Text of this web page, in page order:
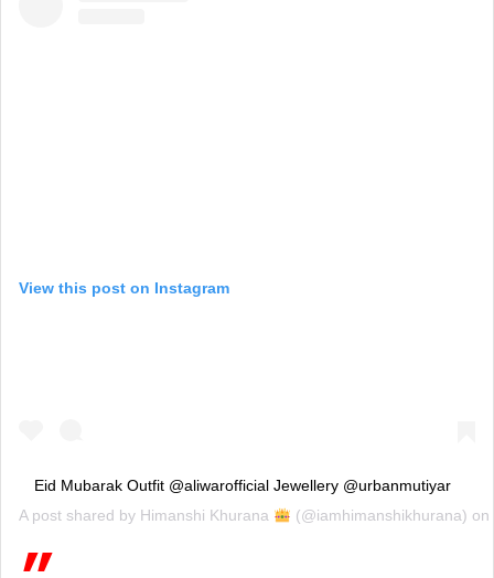
View this post on Instagram
Eid Mubarak Outfit @aliwarofficial Jewellery @urbanmutiyar
A post shared by Himanshi Khurana (@iamhimanshikhurana) on